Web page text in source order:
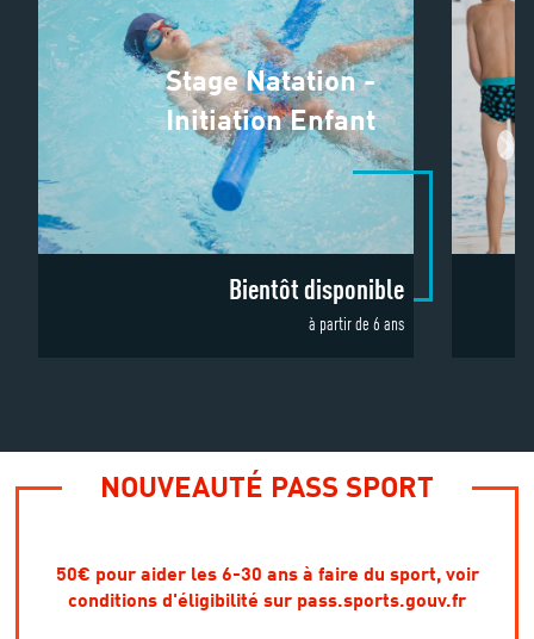
Stage Natation -
Initiation Enfant
Bientôt disponible
à partir de 6 ans
NOUVEAUTÉ PASS SPORT
50€ pour aider les 6-30 ans à faire du sport, voir
conditions d'éligibilité sur pass.sports.gouv.fr